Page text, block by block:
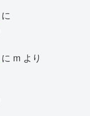
に
に m より